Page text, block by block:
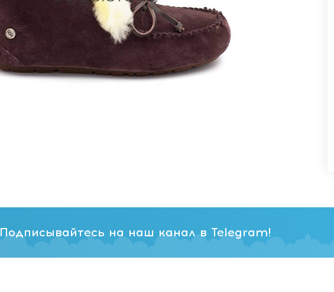
Подписывайтесь на наш канал в Telegram!